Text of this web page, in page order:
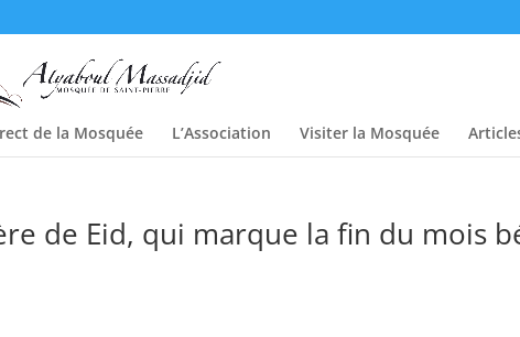
de la Mosquée L’Association Visiter la Mosquée
de Eid, qui marque la fin du mois